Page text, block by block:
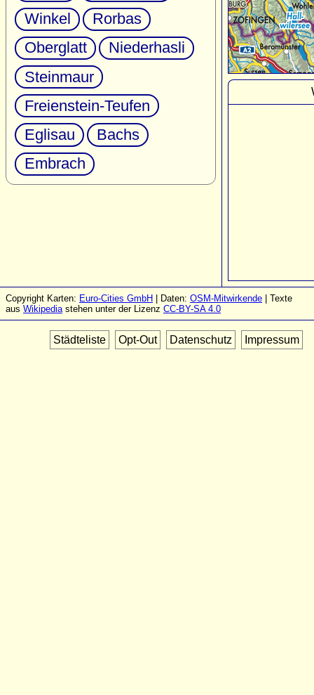
Winkel
Rorbas
Oberglatt
Niederhasli
Steinmaur
Freienstein-Teufen
Eglisau
Bachs
Embrach
Copyright Karten: Euro-Cities GmbH | Daten: OSM-Mitwirkende | Texte
aus Wikipediastehen unter der Lizenz CC-BY-SA 4.0
Städteliste Opt-Out Datenschutz Impressum